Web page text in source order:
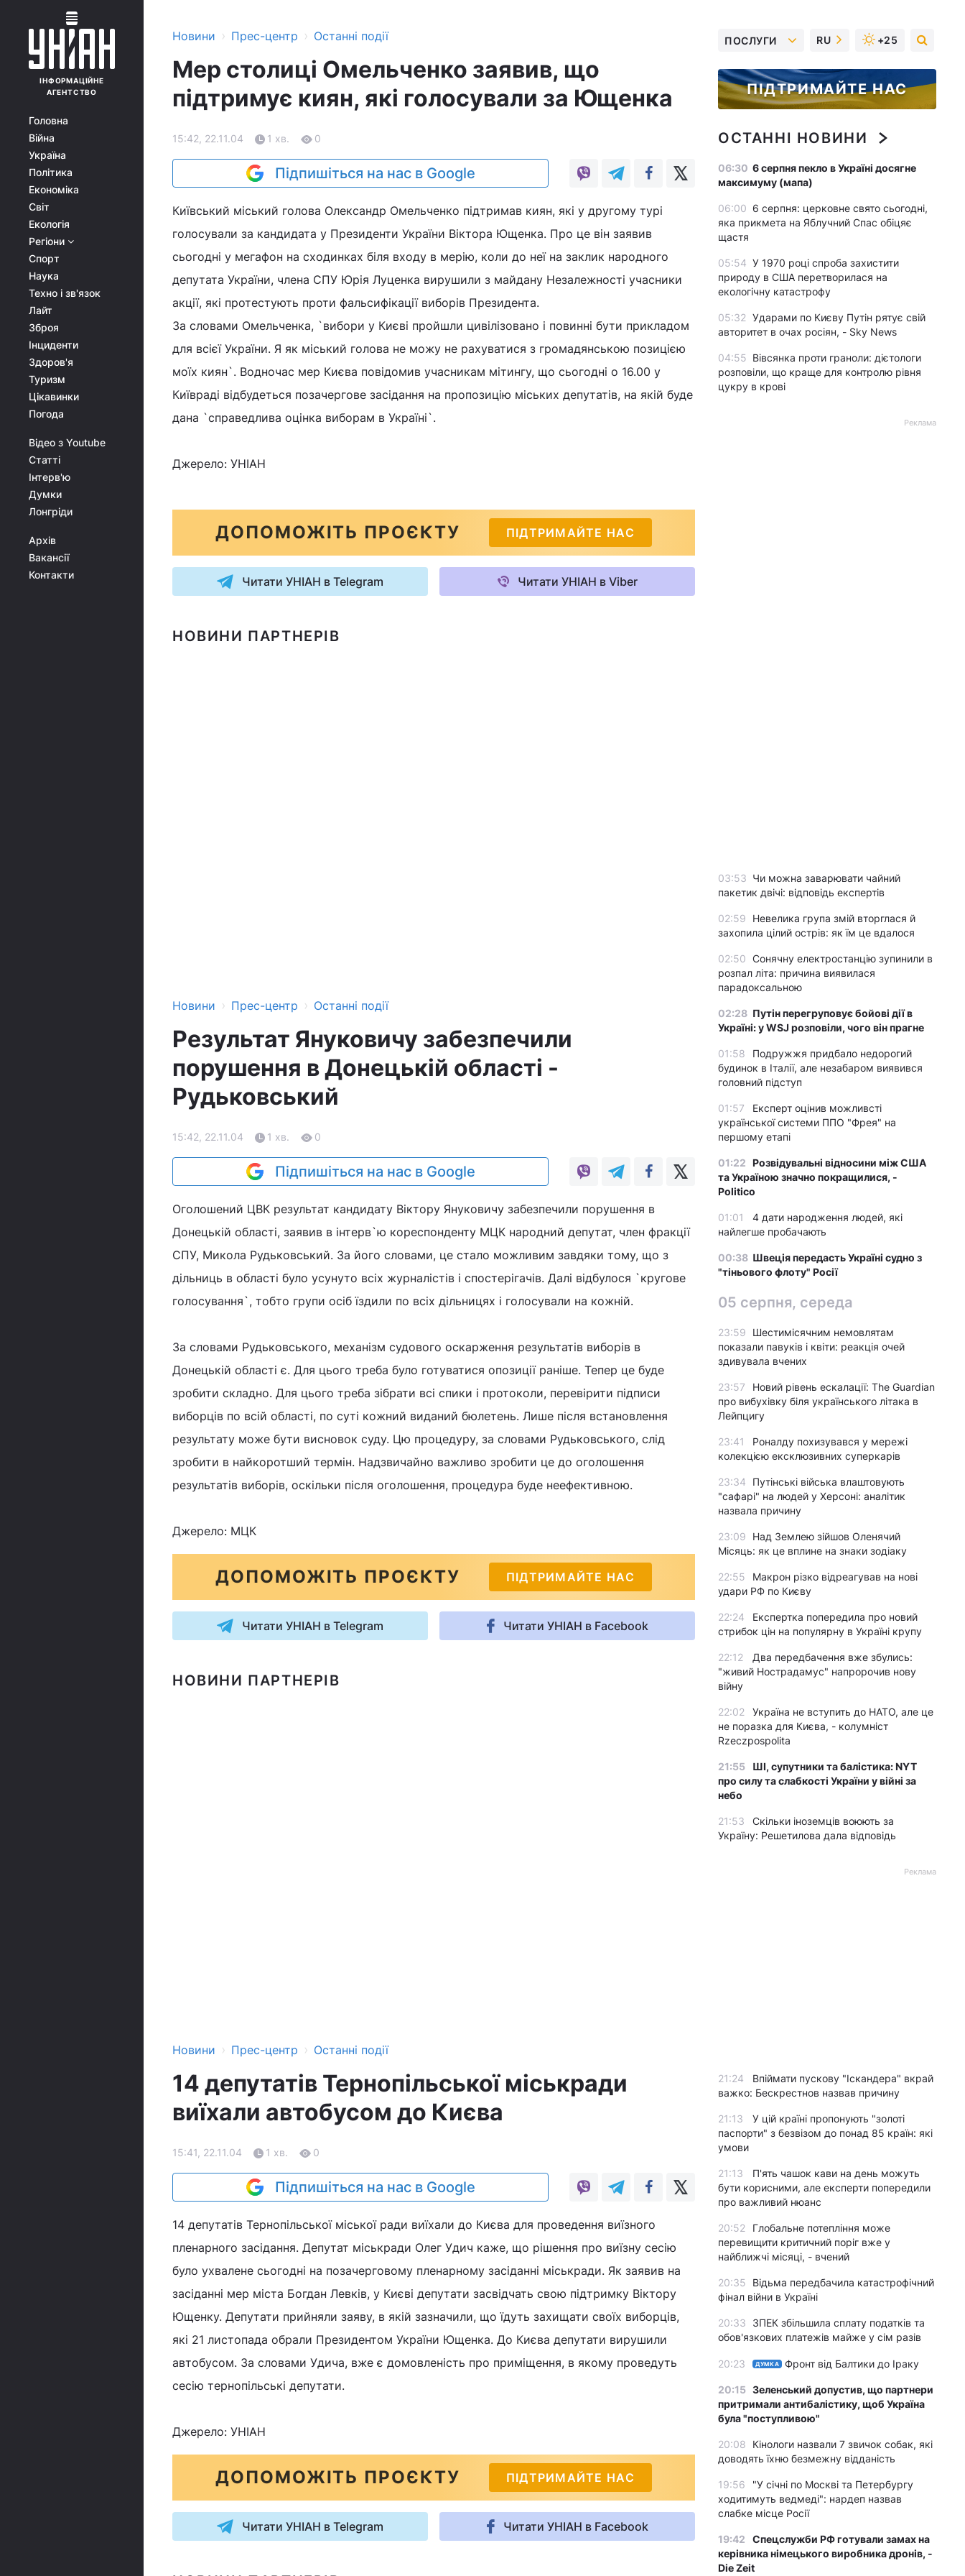
ІНФОРМАЦІЙНЕ
АГЕНТСТВО
Головна
Війна
Україна
Політика
Економіка
Світ
Екологія
Регіони
Спорт
Наука
Техно і зв'язок
Лайт
Зброя
Інциденти
Здоров'я
Туризм
Цікавинки
Погода
Відео з Youtube
Статті
Інтерв'ю
Думки
Лонгріди
Архів
Вакансії
Контакти
Новини › Прес-центр › Останні події
Мер столиці Омельченко заявив, що
підтримує киян, які голосували за Ющенка
15:42, 22.11.04 1 хв. 0
Підпишіться на нас в Google
Київський міський голова Олександр Омельченко підтримав киян, які у другому турі
голосували за кандидата у Президенти України Віктора Ющенка. Про це він заявив
сьогодні у мегафон на сходинках біля входу в мерію, коли до неї на заклик народного
депутата України, члена СПУ Юрія Луценка вирушили з майдану Незалежності учасники
акції, які протестують проти фальсифікації виборів Президента.
За словами Омельченка, `вибори у Києві пройшли цивілізовано і повинні бути прикладом
для всієї України. Я як міський голова не можу не рахуватися з громадянською позицією
моїх киян`. Водночас мер Києва повідомив учасникам мітингу, що сьогодні о 16.00 у
Київраді відбудеться позачергове засідання на пропозицію міських депутатів, на якій буде
дана `справедлива оцінка виборам в Україні`.
Джерело: УНІАН
ДОПОМОЖІТЬ ПРОЄКТУ ПІДТРИМАЙТЕ НАС
Читати УНІАН в Telegram Читати УНІАН в Viber
НОВИНИ ПАРТНЕРІВ
Новини › Прес-центр › Останні події
Результат Януковичу забезпечили
порушення в Донецькій області -
Рудьковський
15:42, 22.11.04 1 хв. 0
Підпишіться на нас в Google
Оголошений ЦВК результат кандидату Віктору Януковичу забезпечили порушення в
Донецькій області, заявив в інтерв`ю кореспонденту МЦК народний депутат, член фракції
СПУ, Микола Рудьковський. За його словами, це стало можливим завдяки тому, що з
дільниць в області було усунуто всіх журналістів і спостерігачів. Далі відбулося `кругове
голосування`, тобто групи осіб їздили по всіх дільницях і голосували на кожній.
За словами Рудьковського, механізм судового оскарження результатів виборів в
Донецькій області є. Для цього треба було готуватися опозиції раніше. Тепер це буде
зробити складно. Для цього треба зібрати всі спики і протоколи, перевірити підписи
виборців по всій області, по суті кожний виданий бюлетень. Лише після встановлення
результату може бути висновок суду. Цю процедуру, за словами Рудьковського, слід
зробити в найкоротший термін. Надзвичайно важливо зробити це до оголошення
результатів виборів, оскільки після оголошення, процедура буде неефективною.
Джерело: МЦК
ДОПОМОЖІТЬ ПРОЄКТУ ПІДТРИМАЙТЕ НАС
Читати УНІАН в Telegram Читати УНІАН в Facebook
НОВИНИ ПАРТНЕРІВ
Новини › Прес-центр › Останні події
14 депутатів Тернопільської міськради
виїхали автобусом до Києва
15:41, 22.11.04 1 хв. 0
Підпишіться на нас в Google
14 депутатів Тернопільської міської ради виїхали до Києва для проведення виїзного
пленарного засідання. Депутат міськради Олег Удич каже, що рішення про виїзну сесію
було ухвалене сьогодні на позачерговому пленарному засіданні міськради. Як заявив на
засіданні мер міста Богдан Левків, у Києві депутати засвідчать свою підтримку Віктору
Ющенку. Депутати прийняли заяву, в якій зазначили, що їдуть захищати своїх виборців,
які 21 листопада обрали Президентом України Ющенка. До Києва депутати вирушили
автобусом. За словами Удича, вже є домовленість про приміщення, в якому проведуть
сесію тернопільські депутати.
Джерело: УНІАН
ДОПОМОЖІТЬ ПРОЄКТУ ПІДТРИМАЙТЕ НАС
Читати УНІАН в Telegram Читати УНІАН в Facebook
ПОСЛУГИ RU +25
ПІДТРИМАЙТЕ НАС
ОСТАННІ НОВИНИ
06:30 6 серпня пекло в Україні досягне
максимуму (мапа)
06:00 6 серпня: церковне свято сьогодні,
яка прикмета на Яблучний Спас обіцяє
щастя
05:54 У 1970 році спроба захистити
природу в США перетворилася на
екологічну катастрофу
05:32 Ударами по Києву Путін рятує свій
авторитет в очах росіян, - Sky News
04:55 Вівсянка проти граноли: дієтологи
розповіли, що краще для контролю рівня
цукру в крові
Реклама
03:53 Чи можна заварювати чайний
пакетик двічі: відповідь експертів
02:59
Невелика група змій вторглася й
захопила цілий острів: як їм це вдалося
02:50 Сонячну електростанцію зупинили в
розпал літа: причина виявилася
парадоксальною
02:28 Путін перегруповує бойові дії в
Україні: у WSJ розповіли, чого він прагне
01:58
Подружжя придбало недорогий
будинок в Італії, але незабаром виявився
головний підступ
01:57
Експерт оцінив можливсті
української системи ППО "Фрея" на
першому етапі
01:22 Розвідувальні відносини між США
та Україною значно покращилися, -
Politico
01:01
4 дати народження людей, які
найлегше пробачають
00:38 Швеція передасть Україні судно з
"тіньового флоту" Росії
05 серпня, середа
23:59
Шестимісячним немовлятам
показали павуків і квіти: реакція очей
здивувала вчених
23:57
Новий рівень ескалації: The Guardian
про вибухівку біля українського літака в
Лейпцигу
23:41
Роналду похизувався у мережі
колекцією ексклюзивних суперкарів
23:34
Путінські війська влаштовують
"сафарі" на людей у Херсоні: аналітик
назвала причину
23:09
Над Землею зійшов Оленячий
Місяць: як це вплине на знаки зодіаку
22:55
Макрон різко відреагував на нові
удари РФ по Києву
22:24
Експертка попередила про новий
стрибок цін на популярну в Україні крупу
22:12
Два передбачення вже збулись:
"живий Нострадамус" напророчив нову
війну
22:02
Україна не вступить до НАТО, але це
не поразка для Києва, - колумніст
Rzeczpospolita
21:55
ШІ, супутники та балістика: NYT
про силу та слабкості України у війні за
небо
21:53
Скільки іноземців воюють за
Україну: Решетилова дала відповідь
Реклама
21:24
Впіймати пускову "Іскандера" вкрай
важко: Бескрестнов назвав причину
21:13
У цій країні пропонують "золоті
паспорти" з безвізом до понад 85 країн: які
умови
21:13
П'ять чашок кави на день можуть
бути корисними, але експерти попередили
про важливий нюанс
20:52
Глобальне потепління може
перевищити критичний поріг вже у
найближчі місяці, - вчений
20:35
Відьма передбачила катастрофічний
фінал війни в Україні
20:33
ЗПЕК збільшила сплату податків та
обов'язкових платежів майже у сім разів
20:23 ДУМКА Фронт від Балтики до Іраку
20:15 Зеленський допустив, що партнери
притримали антибалістику, щоб Україна
була "поступливою"
20:08
Кінологи назвали 7 звичок собак, які
доводять їхню безмежну відданість
19:56
"У січні по Москві та Петербургу
ходитимуть ведмеді": нардеп назвав
слабке місце Росії
19:42
Спецслужби РФ готували замах на
керівника німецького виробника дронів, -
Die Zeit